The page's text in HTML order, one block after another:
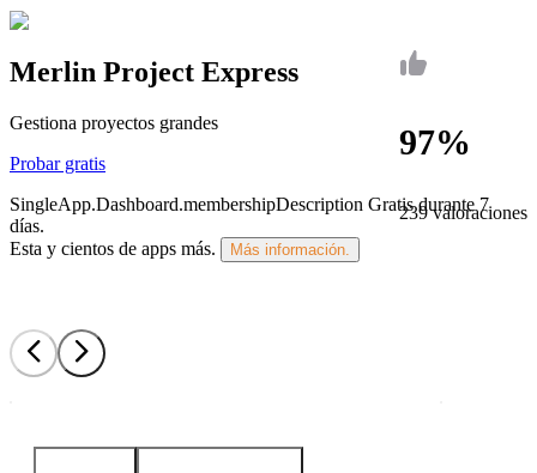
97%
239 valoraciones
Merlin Project Express
Gestiona proyectos grandes
Probar gratis
SingleApp.Dashboard.membershipDescription Gratis durante 7
días.
Esta y cientos de apps más.
Más información.